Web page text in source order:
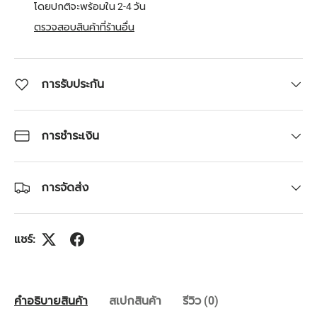
โดยปกติจะพร้อมใน 2-4 วัน
ตรวจสอบสินค้าที่ร้านอื่น
การรับประกัน
การชำระเงิน
การจัดส่ง
แชร์:
คำอธิบายสินค้า สเปกสินค้า รีวิว (0)